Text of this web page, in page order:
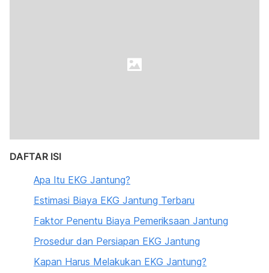
DAFTAR ISI
Apa Itu EKG Jantung?
Estimasi Biaya EKG Jantung Terbaru
Faktor Penentu Biaya Pemeriksaan Jantung
Prosedur dan Persiapan EKG Jantung
Kapan Harus Melakukan EKG Jantung?